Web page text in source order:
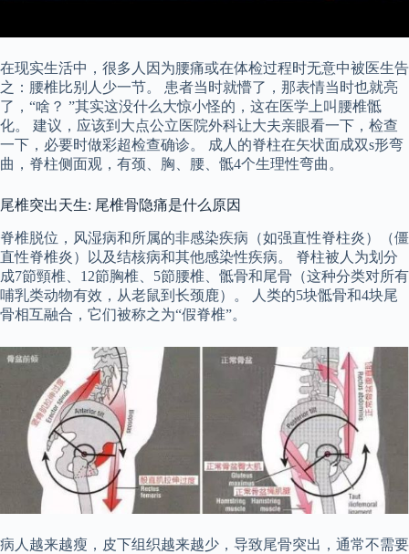
在现实生活中，很多人因为腰痛或在体检过程时无意中被医生告
之：腰椎比别人少一节。 患者当时就懵了，那表情当时也就亮
了，“啥？ ”其实这没什么大惊小怪的，这在医学上叫腰椎骶
化。 建议，应该到大点公立医院外科让大夫亲眼看一下，检查
一下，必要时做彩超检查确诊。 成人的脊柱在矢状面成双s形弯
曲，脊柱侧面观，有颈、胸、腰、骶4个生理性弯曲。
尾椎突出天生: 尾椎骨隐痛是什么原因
脊椎脱位，风湿病和所属的非感染疾病（如强直性脊柱炎）（僵
直性脊椎炎）以及结核病和其他感染性疾病。 脊柱被人为划分
成7節頸椎、12節胸椎、5節腰椎、骶骨和尾骨（这种分类对所有
哺乳类动物有效，从老鼠到长颈鹿）。 人类的5块骶骨和4块尾
骨相互融合，它们被称之为“假脊椎”。
病人越来越瘦，皮下组织越来越少，导致尾骨突出，通常不需要